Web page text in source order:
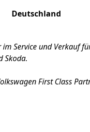
Deutschland
Service und Verkauf
Skoda.
First Class